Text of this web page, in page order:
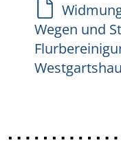
Wegen und